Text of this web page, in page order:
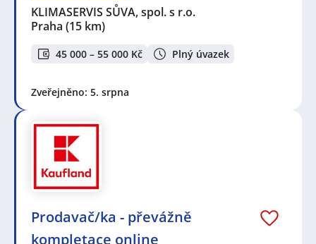
KLIMASERVIS SŮVA, spol. s r.o.
Praha (15 km)
45 000 – 55 000 Kč Plný úvazek
Zveřejněno: 5. srpna
Prodavač/ka - převážně
kompletace online